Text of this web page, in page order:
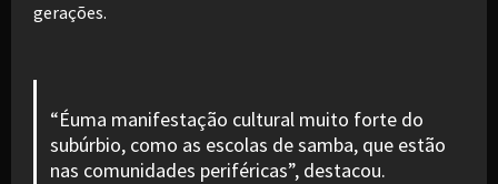
gerações.
“Éuma manifestação cultural muito forte do
subúrbio, como as escolas de samba, que estão
nas comunidades periféricas”, destacou.